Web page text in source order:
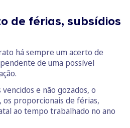
de férias, subsídios
há sempre um acerto de
de uma possível
e não gozados, o
proporcionais de férias,
ao tempo trabalhado no ano